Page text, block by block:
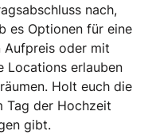
nach,
es Optionen für eine
Aufpreis oder mit
Locations erlauben
Holt euch die
Tag der Hochzeit
gibt.